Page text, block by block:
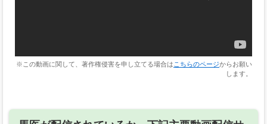
※この動画に関して、著作権侵害を申し立てる場合は こちらのページからお願い
します。